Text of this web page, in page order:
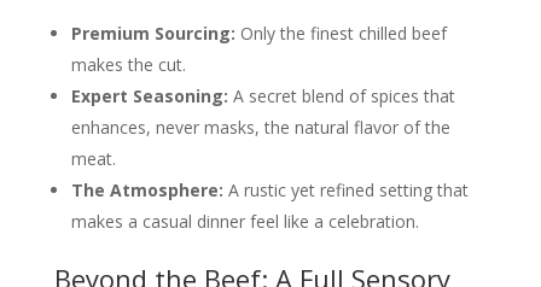
Premium Sourcing: Only the finest chilled beef
makes the cut.
Expert Seasoning: A secret blend of spices that
enhances, never masks, the natural flavor of the
meat.
The Atmosphere: A rustic yet refined setting that
makes a casual dinner feel like a celebration.
Beyond the Beef: A Full Sensory